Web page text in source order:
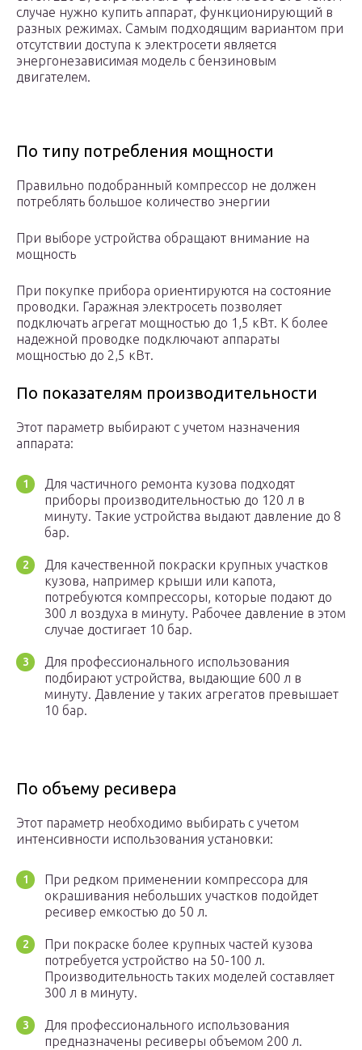
случае нужно купить аппарат, функционирующий в
разных режимах. Самым подходящим вариантом при
отсутствии доступа к электросети является
энергонезависимая модель с бензиновым
двигателем.
По типу потребления мощности
Правильно подобранный компрессор не должен
потреблять большое количество энергии
При выборе устройства обращают внимание на
мощность
При покупке прибора ориентируются на состояние
проводки. Гаражная электросеть позволяет
подключать агрегат мощностью до 1,5 кВт. К более
надежной проводке подключают аппараты
мощностью до 2,5 кВт.
По показателям производительности
Этот параметр выбирают с учетом назначения
аппарата:
Для частичного ремонта кузова подходят
приборы производительностью до 120 л в
минуту. Такие устройства выдают давление до 8
бар.
Для качественной покраски крупных участков
кузова, например крыши или капота,
потребуются компрессоры, которые подают до
300 л воздуха в минуту. Рабочее давление в этом
случае достигает 10 бар.
Для профессионального использования
подбирают устройства, выдающие 600 л в
минуту. Давление у таких агрегатов превышает
10 бар.
По объему ресивера
Этот параметр необходимо выбирать с учетом
интенсивности использования установки:
При редком применении компрессора для
окрашивания небольших участков подойдет
ресивер емкостью до 50 л.
При покраске более крупных частей кузова
потребуется устройство на 50-100 л.
Производительность таких моделей составляет
300 л в минуту.
Для профессионального использования
предназначены ресиверы объемом 200 л.